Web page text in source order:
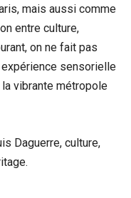
mais aussi comme
entre culture,
on ne fait pas
expérience sensorielle
vibrante métropole
Daguerre, culture,